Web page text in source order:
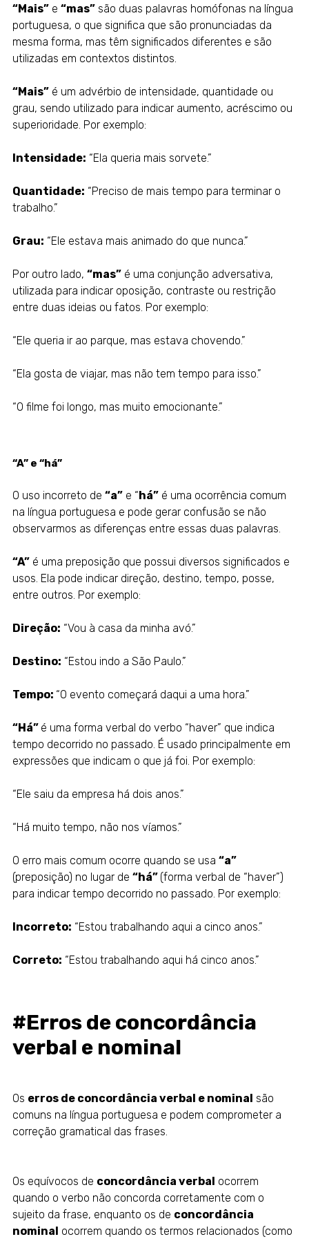
“Mais”e “mas”são duas palavras homófonas na língua
portuguesa, o que significa que são pronunciadas da
mesma forma, mas têm significados diferentes e são
utilizadas em contextos distintos.
“Mais”é um advérbio de intensidade, quantidade ou
grau, sendo utilizado para indicar aumento, acréscimo ou
superioridade. Por exemplo:
Intensidade: “Ela queria mais sorvete.”
Quantidade: “Preciso de mais tempo para terminar o
trabalho.”
Grau: “Ele estava mais animado do que nunca.”
Por outro lado, “mas”é uma conjunção adversativa,
utilizada para indicar oposição, contraste ou restrição
entre duas ideias ou fatos. Por exemplo:
“Ele queria ir ao parque, mas estava chovendo.”
“Ela gosta de viajar, mas não tem tempo para isso.”
“O filme foi longo, mas muito emocionante.”
“A” e “há”
O uso incorreto de “a”e “há”é uma ocorrência comum
na língua portuguesa e pode gerar confusão se não
observarmos as diferenças entre essas duas palavras.
“A”é uma preposição que possui diversos significados e
usos. Ela pode indicar direção, destino, tempo, posse,
entre outros. Por exemplo:
Direção: “Vou à casa da minha avó.”
Destino: “Estou indo a São Paulo.”
Tempo: “O evento começará daqui a uma hora.”
“Há” é uma forma verbal do verbo “haver” que indica
tempo decorrido no passado. É usado principalmente em
expressões que indicam o que já foi. Por exemplo:
“Ele saiu da empresa há dois anos.”
“Há muito tempo, não nos víamos.”
O erro mais comum ocorre quando se usa “a”
(preposição) no lugar de “há” (forma verbal de “haver”)
para indicar tempo decorrido no passado. Por exemplo:
Incorreto: “Estou trabalhando aqui a cinco anos.”
Correto: “Estou trabalhando aqui há cinco anos.”
#Erros de concordância
verbal e nominal
Os erros de concordância verbal e nominal são
comuns na língua portuguesa e podem comprometer a
correção gramatical das frases.
Os equívocos de concordância verbal ocorrem
quando o verbo não concorda corretamente com o
sujeito da frase, enquanto os de concordância
nominal ocorrem quando os termos relacionados (como